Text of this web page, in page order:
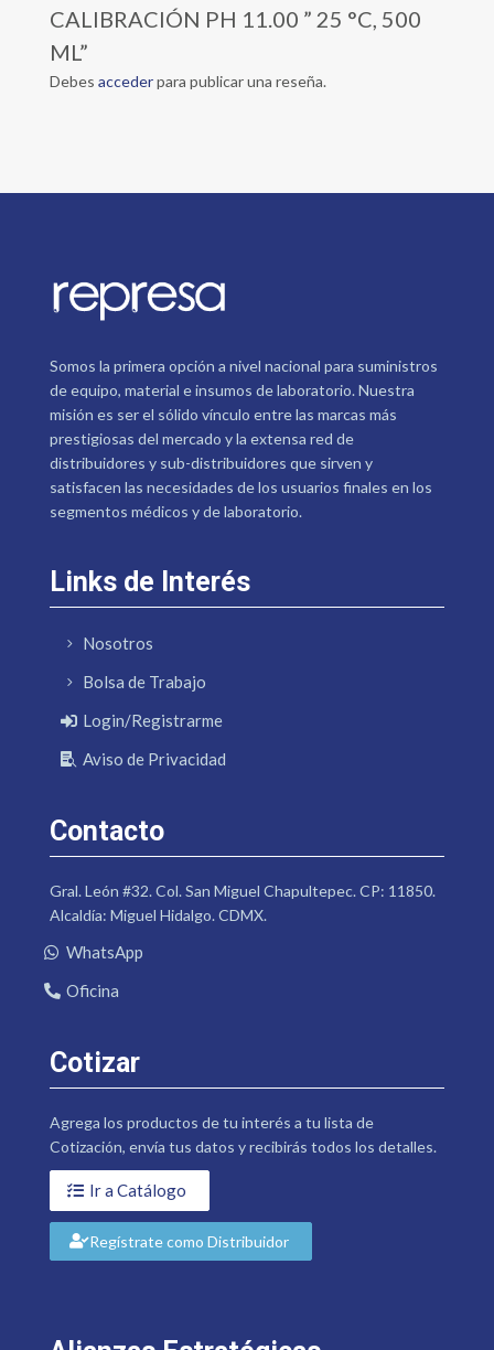
CALIBRACIÓN PH 11.00 ” 25 °C, 500
ML”
Debes accederpara publicar una reseña.
Somos la primera opción a nivel nacional para suministros
de equipo, material e insumos de laboratorio. Nuestra
misión es ser el sólido vínculo entre las marcas más
prestigiosas del mercado y la extensa red de
distribuidores y sub-distribuidores que sirven y
satisfacen las necesidades de los usuarios finales en los
segmentos médicos y de laboratorio.
Links de Interés
Nosotros
Bolsa de Trabajo
Login/Registrarme
Aviso de Privacidad
Contacto
Gral. León #32. Col. San Miguel Chapultepec. CP: 11850.
Alcaldía: Miguel Hidalgo. CDMX.
WhatsApp
Oficina
Cotizar
Agrega los productos de tu interés a tu lista de
Cotización, envía tus datos y recibirás todos los detalles.
Ir a Catálogo
Regístrate como Distribuidor